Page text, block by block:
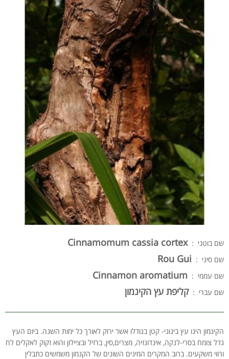
שם בוטני :Cinnamomum cassia cortex
שם סיני : Rou Gui
שם עממי : Cinnamon aromatium
שם עברי :קליפת עץ הקינמון
הקינמון הינו עץ בינוני- קטן בגודלו אשר ירוק לאורך כל ימות השנה. ביום העץ
גדל צומח בסרי-לנקה, אינדונזיה, מצרים,סין, ברזיל ובציילון והוא זקוק לאקלים לח
ורווי משקעים. ברוב המקרים המינים השונים של הקנמון משמשים כתבלין